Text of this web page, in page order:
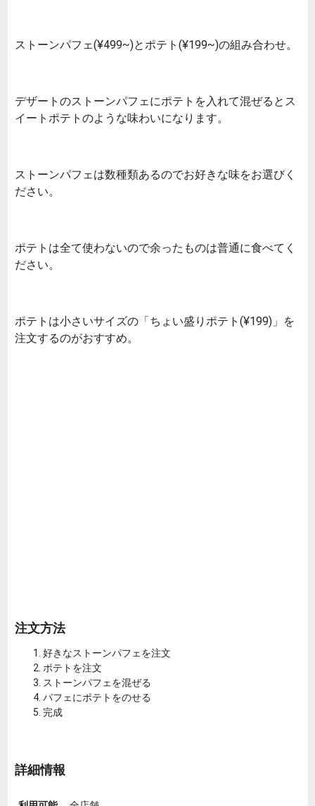
ストーンパフェ(¥499~)とポテト(¥199~)の組み合わせ。
デザートのストーンパフェにポテトを入れて混ぜるとス
イートポテトのような味わいになります。
ストーンパフェは数種類あるのでお好きな味をお選びく
ださい。
ポテトは全て使わないので余ったものは普通に食べてく
ださい。
ポテトは小さいサイズの「ちょい盛りポテト(¥199)」を
注文するのがおすすめ。
注文方法
好きなストーンパフェを注文
ポテトを注文
ストーンパフェを混ぜる
パフェにポテトをのせる
完成
詳細情報